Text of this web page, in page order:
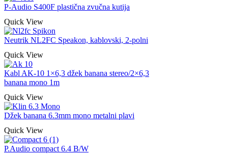
P-Audio S400F plastična zvučna kutija
Quick View
Neutrik NL2FC Speakon, kablovski, 2-polni
Quick View
Kabl AK-10 1×6,3 džek banana stereo/2×6,3
banana mono 1m
Quick View
Džek banana 6.3mm mono metalni plavi
Quick View
P.Audio compact 6.4 B/W